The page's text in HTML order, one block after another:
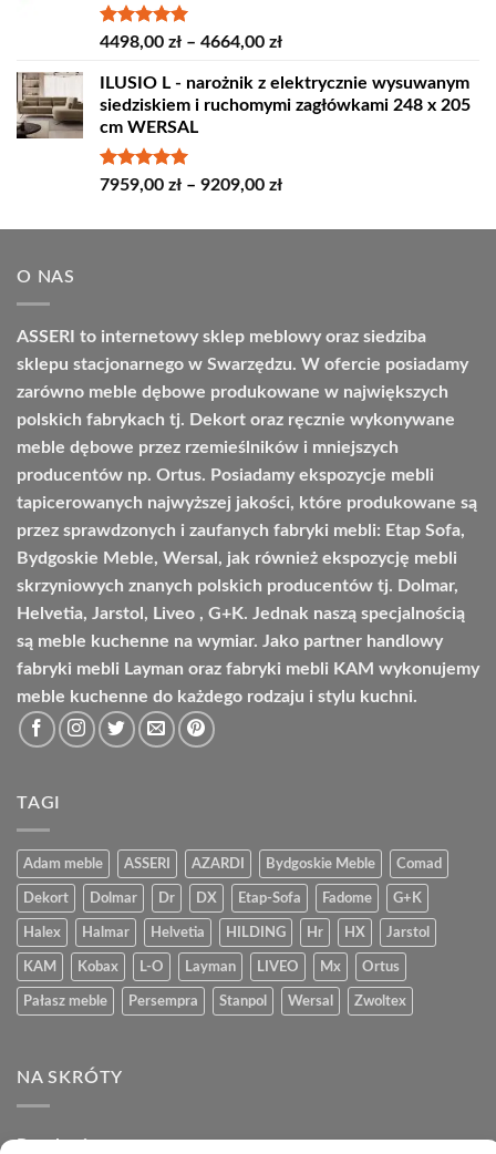
4809,00 zł
Oceniono
4498,00 zł – 4664,00 złZakres
od
4498,00 zł
ILUSIO L - narożnik z elektrycznie wysuwanym
siedziskiem i ruchomymi zagłówkami 248 x 205
cm WERSAL
Oceniono
7959,00 zł – 9209,00 złZakres
od
O NAS
ASSERI to internetowy sklep meblowy oraz siedziba
sklepu stacjonarnego w Swarzędzu. W ofercie posiadamy
zarówno meble dębowe produkowane w największych
polskich fabrykach tj. Dekort oraz ręcznie wykonywane
meble dębowe przez rzemieślników i mniejszych
producentów np. Ortus. Posiadamy ekspozycje mebli
tapicerowanych najwyższej jakości, które produkowane są
przez sprawdzonych i zaufanych fabryki mebli: Etap Sofa,
Bydgoskie Meble, Wersal, jak również ekspozycję mebli
skrzyniowych znanych polskich producentów tj. Dolmar,
Helvetia, Jarstol, Liveo , G+K. Jednak naszą specjalnością
są meble kuchenne na wymiar. Jako partner handlowy
fabryki mebli Layman oraz fabryki mebli KAM wykonujemy
meble kuchenne do każdego rodzaju i stylu kuchni.
TAGI
Adam meble ASSERI AZARDI Bydgoskie Meble Comad
Dekort Dolmar Dr DX Etap-Sofa Fadome G+K
Halex Halmar Helvetia HILDING Hr HX Jarstol
KAM Kobax L-O Layman LIVEO Mx Ortus
Pałasz meble Persempra Stanpol Wersal Zwoltex
NA SKRÓTY
Regulamin